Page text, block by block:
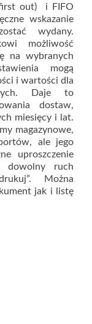
out) i FIFO
wskazanie
wydany.
możliwość
na wybranych
mogą
i wartości dla
Daje to
dostaw,
miesięcy i lat.
magazynowe,
ale jego
uproszczenie
dowolny ruch
Można
jak i listę